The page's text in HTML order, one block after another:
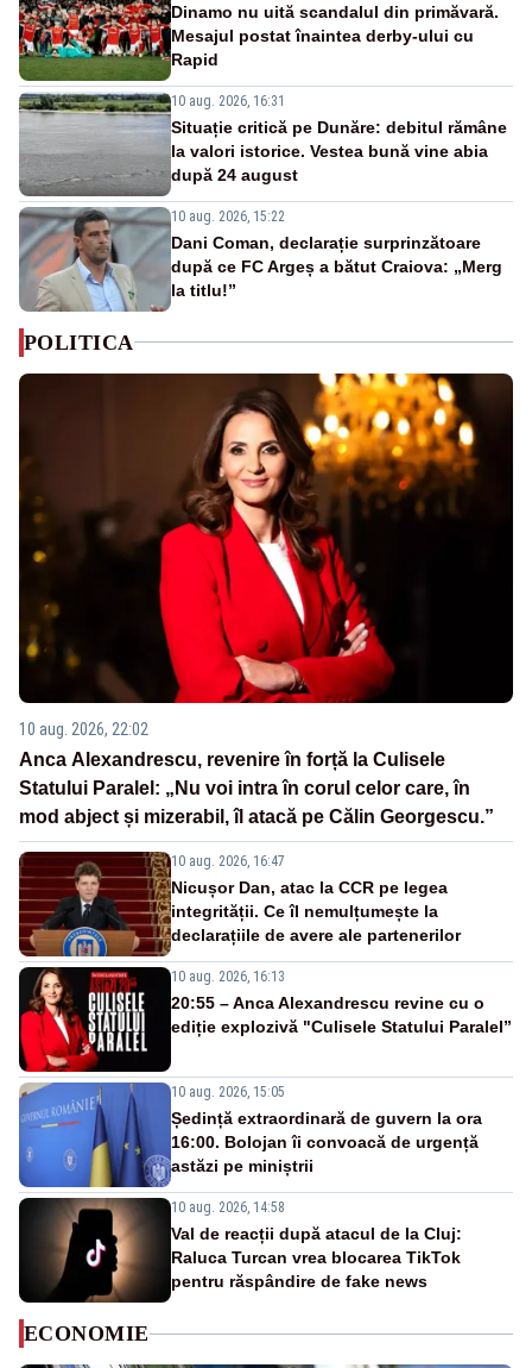
Dinamo nu uită scandalul din primăvară.
Mesajul postat înaintea derby-ului cu
Rapid
10 aug. 2026, 16:31
Situație critică pe Dunăre: debitul rămâne
la valori istorice. Vestea bună vine abia
după 24 august
10 aug. 2026, 15:22
Dani Coman, declarație surprinzătoare
după ce FC Argeș a bătut Craiova: „Merg
la titlu!”
POLITICA
10 aug. 2026, 22:02
Anca Alexandrescu, revenire în forță la Culisele
Statului Paralel: „Nu voi intra în corul celor care, în
mod abject și mizerabil, îl atacă pe Călin Georgescu.”
10 aug. 2026, 16:47
Nicușor Dan, atac la CCR pe legea
integrității. Ce îl nemulțumește la
declarațiile de avere ale partenerilor
10 aug. 2026, 16:13
20:55 – Anca Alexandrescu revine cu o
ediție explozivă "Culisele Statului Paralel”
10 aug. 2026, 15:05
Ședință extraordinară de guvern la ora
16:00. Bolojan îi convoacă de urgență
astăzi pe miniștrii
10 aug. 2026, 14:58
Val de reacții după atacul de la Cluj:
Raluca Turcan vrea blocarea TikTok
pentru răspândire de fake news
ECONOMIE